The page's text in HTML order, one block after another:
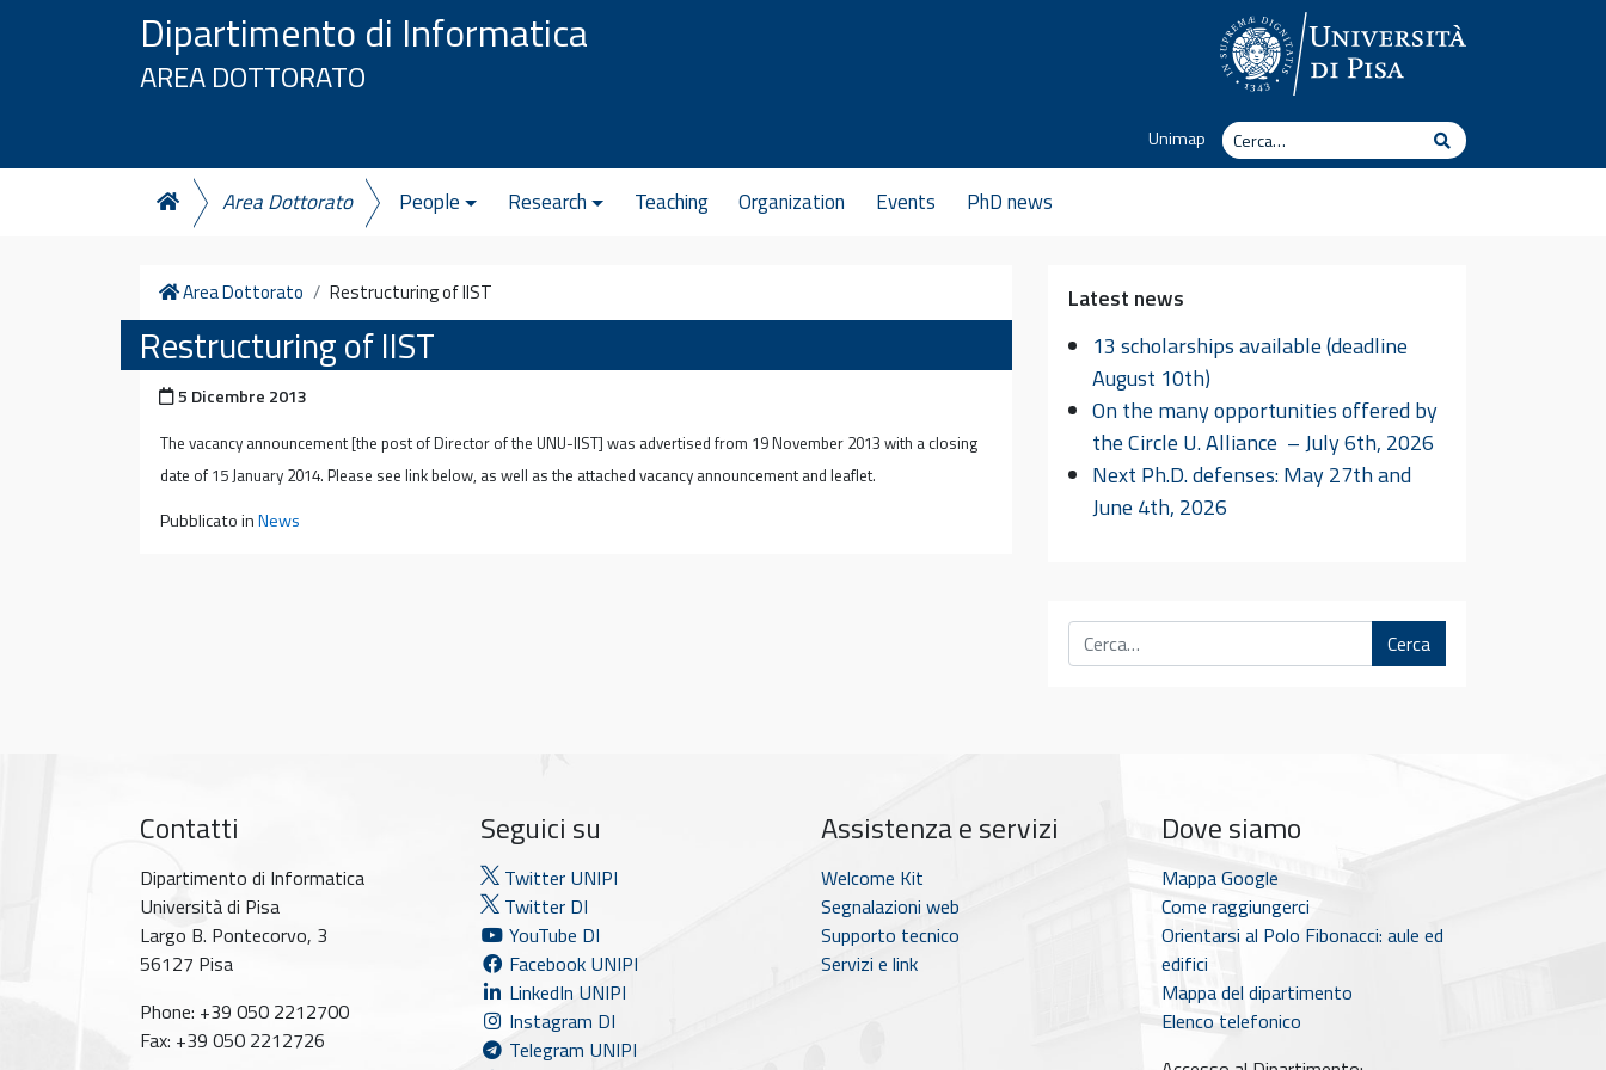
Vai al contenutoDipartimento di Informatica
AREA DOTTORATO
Unimap
Cerca
Cerca
Area Dottorato People Research Teaching Organization Events PhD news
Home
Area Dottorato Restructuring of IIST
Restructuring of IIST
Pubblicato il
5 Dicembre 2013
The vacancy announcement [the post of Director of the UNU-IIST] was advertised from 19 November 2013 with a closing
date of 15 January 2014. Please see link below, as well as the attached vacancy announcement and leaflet.
Pubblicato inNews
Latest news
13 scholarships available (deadline
August 10th)
On the many opportunities offered by
the Circle U. Alliance – July 6th, 2026
Next Ph.D. defenses: May 27th and
June 4th, 2026
Cerca
Contatti
Dipartimento di Informatica
Università di Pisa
Largo B. Pontecorvo, 3
56127 Pisa
Phone: +39 050 2212700
Fax: +39 050 2212726
Seguici su
Twitter UNIPI
Twitter DI
YouTube DI
Facebook UNIPI
LinkedIn UNIPI
Instagram DI
Telegram UNIPI
Assistenza e servizi
Welcome Kit
Segnalazioni web
Supporto tecnico
Servizi e link
Dove siamo
Mappa Google
Come raggiungerci
Orientarsi al Polo Fibonacci: aule ed
edifici
Mappa del dipartimento
Elenco telefonico